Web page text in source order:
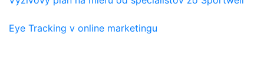
Eye Tracking v online marketingu